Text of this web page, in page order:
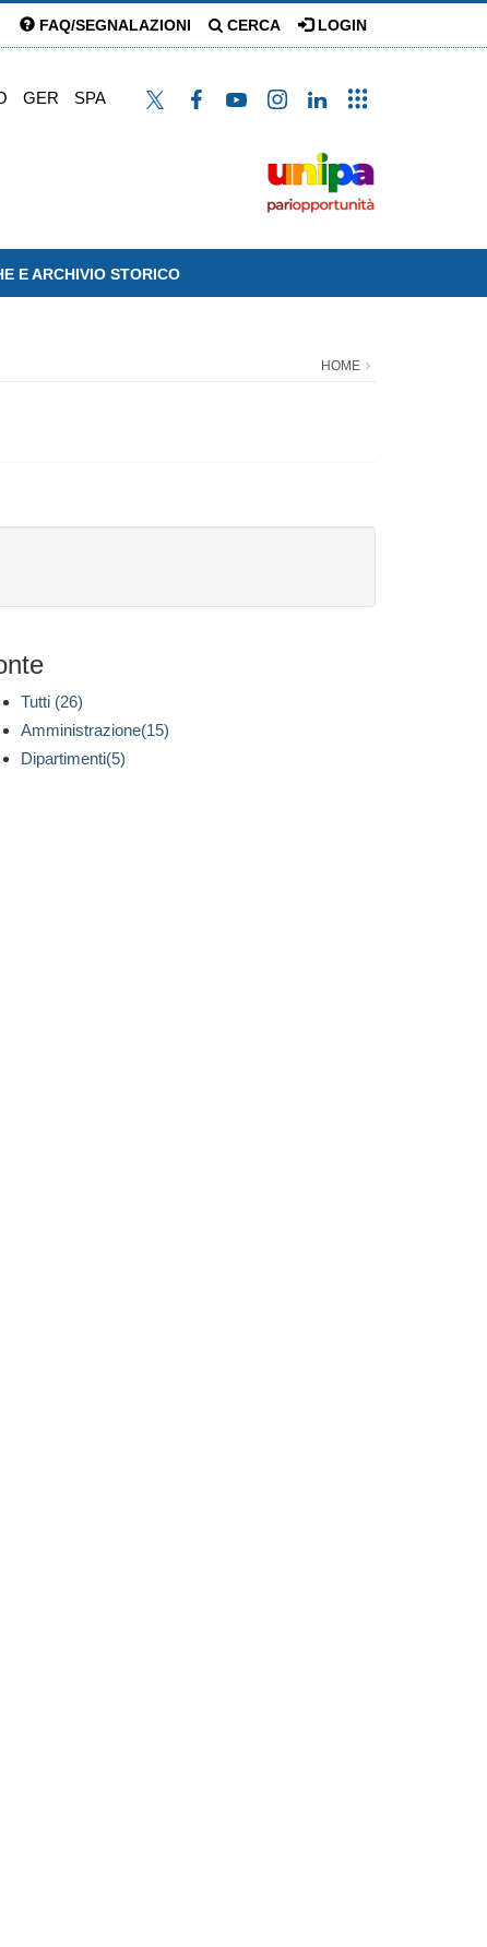
FAQ/SEGNALAZIONI CERCA LOGIN
GER SPA
E ARCHIVIO STORICO
HOME
Tutti (26)
Amministrazione(15)
Dipartimenti(5)